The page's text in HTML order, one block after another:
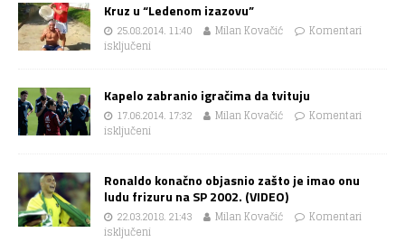
Kruz u “Ledenom izazovu”
25.08.2014. 11:40 Milan Kovačić
Komentari
isključeni
Kapelo zabranio igračima da tvituju
17.06.2014. 17:32 Milan Kovačić
Komentari
isključeni
Ronaldo konačno objasnio zašto je imao onu
ludu frizuru na SP 2002. (VIDEO)
22.03.2018. 21:43 Milan Kovačić
Komentari
isključeni